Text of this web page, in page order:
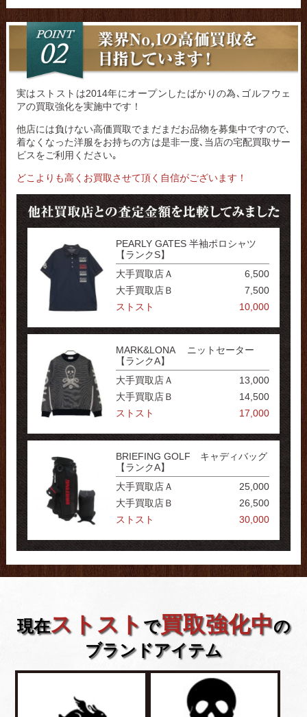
実はストストは2014年にオープンしたばかりの為､ゴルフウェ
アの買取強化を実施中です！
他店には負けない高価買取でまだまだお品物を募集中ですので､
着なくなった洋服をお持ちの方は是非一度､当店の宅配買取サー
ビスをご利用ください｡
どこよりも高くお買取させて頂く自信がございます！
PEARLY GATES 半袖ポロシャツ
【ランクS】
大手買取店Ａ
6,500
大手買取店Ｂ
7,500
ストスト
10,000
MARK&LONA ニットセーター
【ランクA】
大手買取店Ａ
13,000
大手買取店Ｂ
14,500
ストスト
17,000
BRIEFING GOLF キャディバッグ
【ランクA】
大手買取店Ａ
25,000
大手買取店Ｂ
26,500
ストスト
30,000
現在ストスト で買取強化中の
ブランドアイテム